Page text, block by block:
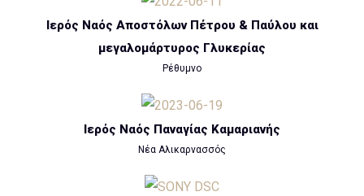
Ιερός Ναός Αποστόλων Πέτρου & Παύλου και
μεγαλομάρτυρος Γλυκερίας
Ρέθυμνο
Ιερός Ναός Παναγίας Καμαριανής
Νέα Αλικαρνασσός